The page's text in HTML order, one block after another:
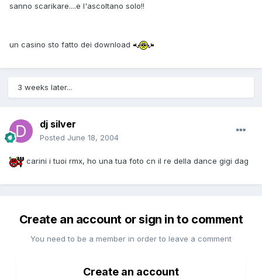
sanno scarikare....e l'ascoltano solo!!
un casino sto fatto dei download
3 weeks later...
dj silver
Posted June 18, 2004
carini i tuoi rmx, ho una tua foto cn il re della dance gigi dag
Create an account or sign in to comment
You need to be a member in order to leave a comment
Create an account